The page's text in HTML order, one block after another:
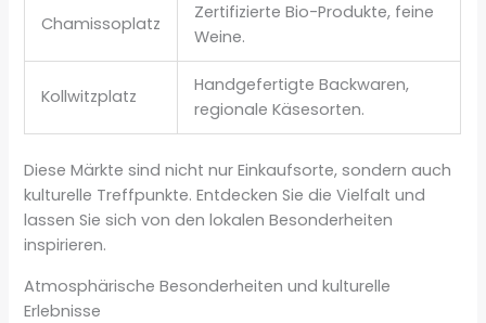
Chamissoplatz
Zertifizierte Bio-Produkte, feine
Weine.
Kollwitzplatz
Handgefertigte Backwaren,
regionale Käsesorten.
Diese Märkte sind nicht nur Einkaufsorte, sondern auch
kulturelle Treffpunkte. Entdecken Sie die Vielfalt und
lassen Sie sich von den lokalen Besonderheiten
inspirieren.
Atmosphärische Besonderheiten und kulturelle
Erlebnisse